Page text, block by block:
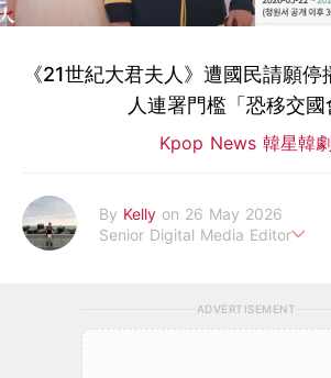
《21世紀大君夫人》遭國民請願
人連署門檻「恐移交國
Kpop News 韓星韓劇
By Kelly on 26 May 2026
Senior Digital Media Editor
ADVERTISEMENT